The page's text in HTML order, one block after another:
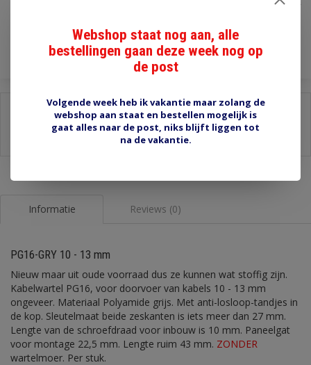
Incl. btw
Toevoegen aan winkelwagen
Stel een vraag over dit product
Informatie Reviews (0)
PG16-GRY 10 - 13 mm
Nieuw maar uit oude voorraad dus ze kunnen wat stoffig zijn.
Kabelwartel PG16, voor doorvoer van kabels 10 - 13 mm
ongeveer. Materiaal Polyamide grijs. Met anti-losloop-tandjes in
de kop. Sleutelmaat beide zeskanten is iets meer dan 27 mm.
Lengte van de schroefdraad voor inbouw is 10 mm. Paneelgat
voor montage 22,5 mm. Lengte ruim 43 mm. ZONDER
wartelmoer. Per stuk.
Webshop staat nog aan, alle
bestellingen gaan deze week nog op
de post
Volgende week heb ik vakantie maar zolang de
webshop aan staat en bestellen mogelijk is
gaat alles naar de post, niks blijft liggen tot
na de vakantie.